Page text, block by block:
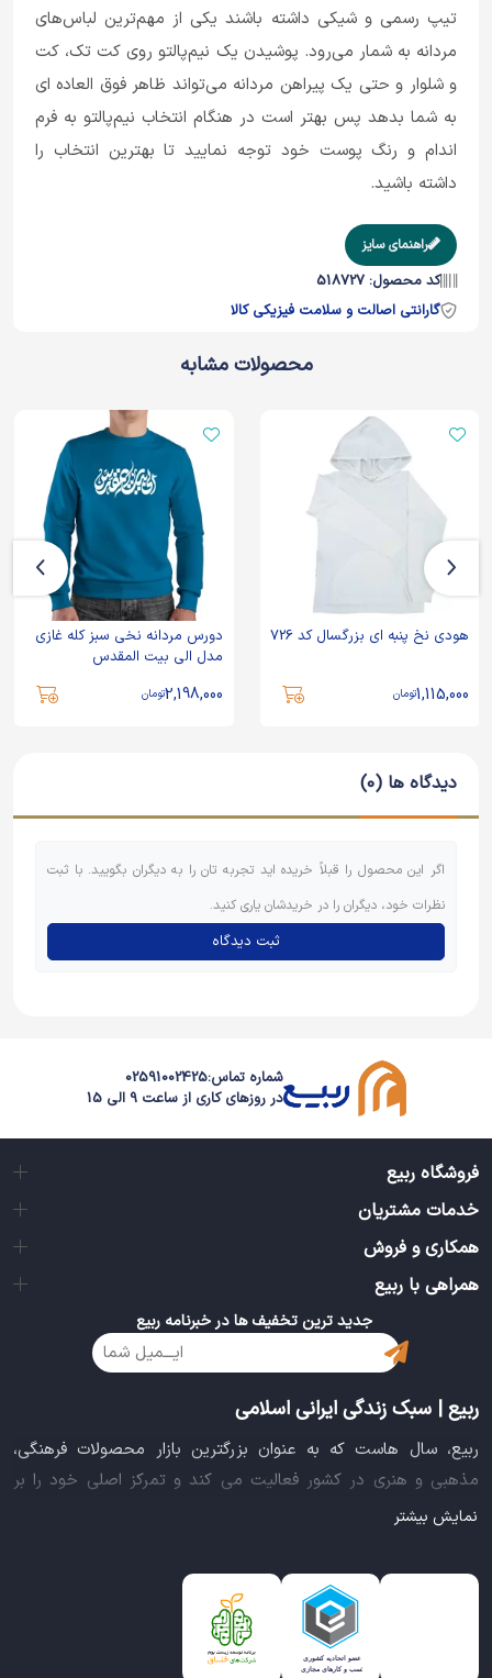
تیپ رسمی و شیکی داشته باشند یکی از مهم‌ترین لباس‌های
مردانه به شمار می‌رود. پوشیدن یک نیم‌پالتو روی کت تک، کت
و شلوار و حتی یک پیراهن مردانه می‌تواند ظاهر فوق العاده ای
به شما بدهد پس بهتر است در هنگام انتخاب نیم‌پالتو به فرم
اندام و رنگ پوست خود توجه نمایید تا بهترین انتخاب را
داشته باشید.
راهنمای سایز
کد محصول: 518727
گارانتی اصالت و سلامت فیزیکی کالا
محصولات مشابه
دورس مردانه نخی سبز کله غازی
2,198,000
دورس مردانه نخی آبی کاربنی
مدل الی بیت المقدس
2,198,000
دیدگاه ها (0)
اگر این محصول را قبلاً خریده اید تجربه تان را به دیگران بگویید. با ثبت
نظرات خود، دیگران را در خریدشان یاری کنید.
ثبت دیدگاه
شماره تماس:02591002425
در روزهای کاری از ساعت 9 الی 15
فروشگاه ربیع
خدمات مشتریان
همکاری و فروش
همراهی با ربیع
جدید ترین تخفیف ها در خبرنامه ربیع
ربیع | سبک زندگی ایرانی اسلامی
ربیع، سال هاست که به عنوان بزرگترین بازار محصولات فرهنگی،
مذهبی و هنری در کشور فعالیت می کند و تمرکز اصلی خود را بر
سبک زندگی ایرانی اسلامی قرار داده است. این بازار مجموعه کاملی از
شما را برای خرید اینترنتی کالاهای فرهنگی، مذهبی و هنری برآورده
ایده خلاقانه عرضه محصولات فرهنگی در بستر اینترنت باعث شد تا
ربیع، علاوه بر داشتن نماد اعتماد الکترونیکی و مجوز سازمان صنفی
نمایش بیشتر